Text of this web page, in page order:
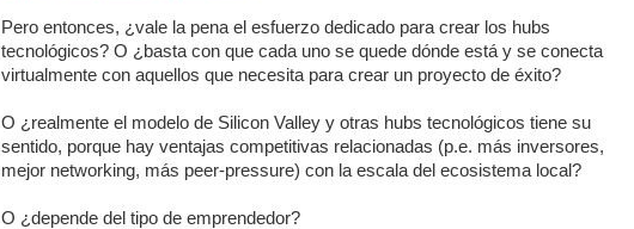
Pero entonces, ¿vale la pena el esfuerzo dedicado para crear los hubs
tecnológicos? O ¿basta con que cada uno se quede dónde está y se conecta
virtualmente con aquellos que necesita para crear un proyecto de éxito?
O ¿realmente el modelo de Silicon Valley y otras hubs tecnológicos tiene su
sentido, porque hay ventajas competitivas relacionadas (p.e. más inversores,
mejor networking, más peer-pressure) con la escala del ecosistema local?
O ¿depende del tipo de emprendedor?